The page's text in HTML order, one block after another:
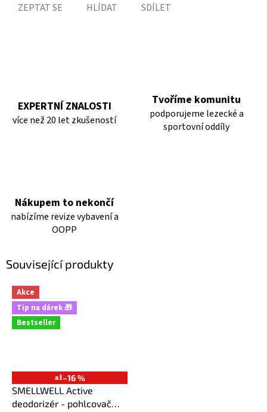
ZEPTAT SE HLÍDAT SDÍLET
EXPERTNÍ ZNALOSTI
více než 20 let zkušeností
Tvoříme komunitu
podporujeme lezecké a
sportovní oddíly
Nákupem to nekončí
nabízíme revize vybavení a
OOPP
Související produkty
Akce
Tip na dárek 🎁
Bestseller
až–16 %
SMELLWELL Active
deodorizér - pohlcovač